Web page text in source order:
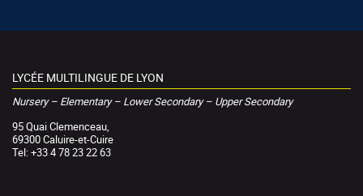
LYCÉE MULTILINGUE DE LYON
Nursery – Elementary – Lower Secondary – Upper Secondary
95 Quai Clemenceau,
69300 Caluire-et-Cuire
Tel: +33 4 78 23 22 63